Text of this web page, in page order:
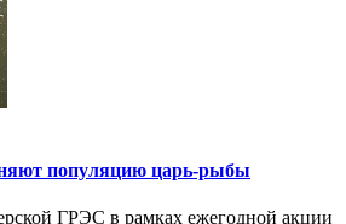
популяцию царь-рыбы
ГРЭС в рамках ежегодной акции